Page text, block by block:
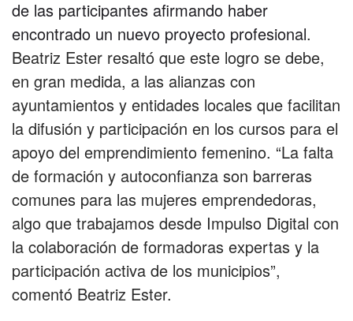
de las participantes afirmando haber
encontrado un nuevo proyecto profesional.
Beatriz Ester resaltó que este logro se debe,
en gran medida, a las alianzas con
ayuntamientos y entidades locales que facilitan
la difusión y participación en los cursos para el
apoyo del emprendimiento femenino. “La falta
de formación y autoconfianza son barreras
comunes para las mujeres emprendedoras,
algo que trabajamos desde Impulso Digital con
la colaboración de formadoras expertas y la
participación activa de los municipios”,
comentó Beatriz Ester.